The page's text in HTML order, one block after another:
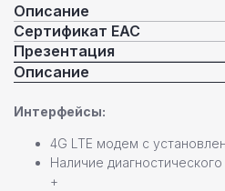
Описание
Сертификат ЕАС
Презентация
Описание
Интерфейсы:
4G LTE модем с
Наличие
+